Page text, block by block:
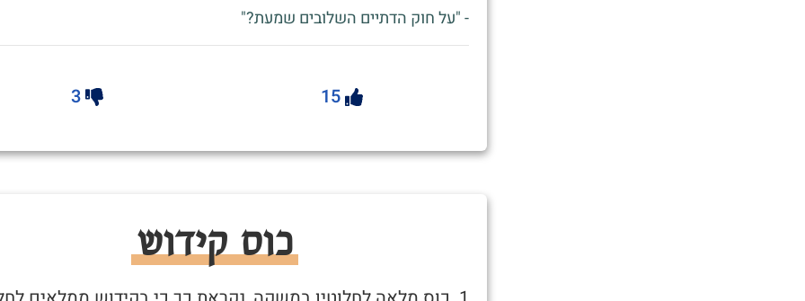
- "על חוק הדתיים השלובים שמעת?"
15
3
כוס קידוש